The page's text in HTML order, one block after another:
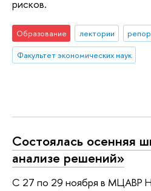
рисков.
Образование лектории
Факультет экономических наук
Состоялась осенняя
анализе решений»
С 27 по 29 ноября в МЦАВР